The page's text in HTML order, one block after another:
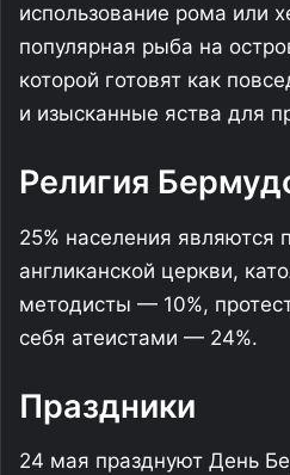
использование рома или
популярная рыба на
которой готовят как
и изысканные яства для
Религия
25% населения являются
англиканской церкви,
методисты — 10%,
себя атеистами — 24%.
Праздники
24 мая празднуют День